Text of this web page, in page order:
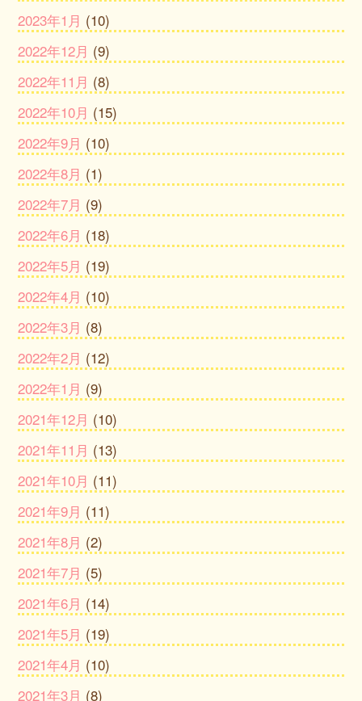
2023年1月 (10)
2022年12月 (9)
2022年11月 (8)
2022年10月 (15)
2022年9月 (10)
2022年8月 (1)
2022年7月 (9)
2022年6月 (18)
2022年5月 (19)
2022年4月 (10)
2022年3月 (8)
2022年2月 (12)
2022年1月 (9)
2021年12月 (10)
2021年11月 (13)
2021年10月 (11)
2021年9月 (11)
2021年8月 (2)
2021年7月 (5)
2021年6月 (14)
2021年5月 (19)
2021年4月 (10)
2021年3月 (8)